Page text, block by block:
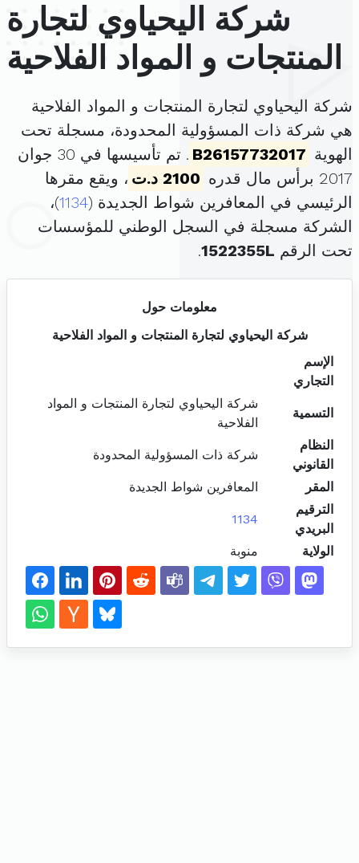
شركة اليحياوي لتجارة
المنتجات و المواد الفلاحية
شركة اليحياوي لتجارة المنتجات و المواد الفلاحية
هي شركة ذات المسؤولية المحدودة، مسجلة تحت
الهوية B26157732017
. تم تأسيسها في 30 جوان
2017 برأس مال قدره
2100 د.ت
، ويقع مقرها
الرئيسي في المعافرين شواط الجديدة (1134)،
الشركة مسجلة في السجل الوطني للمؤسسات
تحت الرقم 1522355L
.
معلومات حول
شركة اليحياوي لتجارة المنتجات و المواد الفلاحية
الإسم
التجاري
التسمية
شركة اليحياوي لتجارة المنتجات و المواد
الفلاحية
النظام
القانوني
شركة ذات المسؤولية المحدودة
المقر
المعافرين شواط الجديدة
الترقيم
البريدي
1134
الولاية منوبة